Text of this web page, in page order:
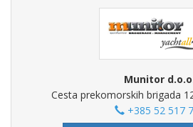
Munitor
Cesta prekomorskih brigada
+385 52 517